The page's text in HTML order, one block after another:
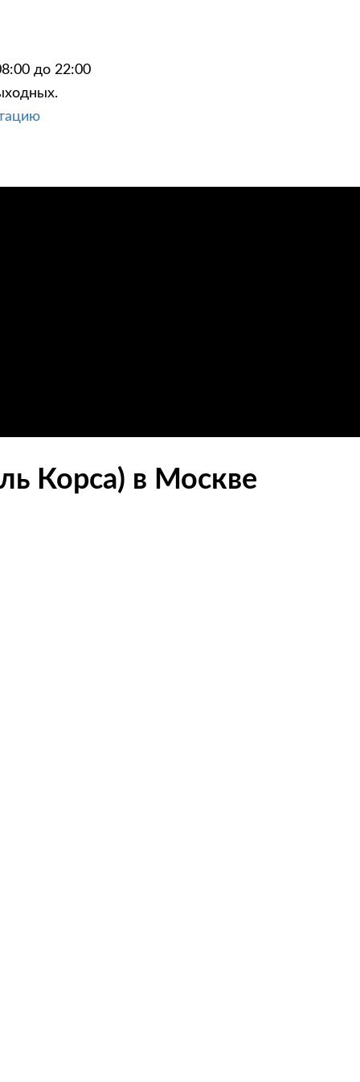
до 22:00
Корса) в Москве